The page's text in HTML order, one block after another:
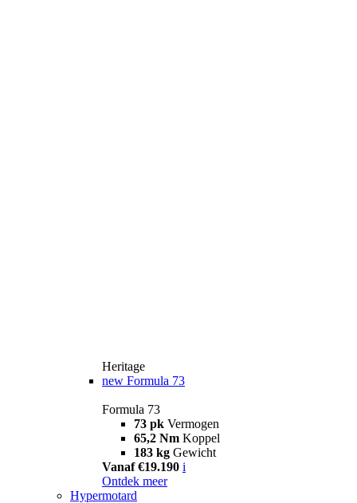
Heritage
new Formula 73
Formula 73
73 pk Vermogen
65,2 Nm Koppel
183 kg Gewicht
Vanaf €19.190 i
Ontdek meer
Hypermotard